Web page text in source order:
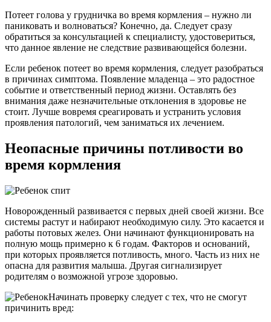
Потеет голова у грудничка во время кормления – нужно ли
паниковать и волноваться? Конечно, да. Следует сразу
обратиться за консультацией к специалисту, удостовериться,
что данное явление не следствие развивающейся болезни.
Если ребенок потеет во время кормления, следует разобраться
в причинах симптома. Появление младенца – это радостное
событие и ответственный период жизни. Оставлять без
внимания даже незначительные отклонения в здоровье не
стоит. Лучше вовремя среагировать и устранить условия
проявления патологий, чем заниматься их лечением.
Неопасные причины потливости во
время кормления
Новорожденный развивается с первых дней своей жизни. Все
системы растут и набирают необходимую силу. Это касается и
работы потовых желез. Они начинают функционировать на
полную мощь примерно к 6 годам. Факторов и оснований,
при которых проявляется потливость, много. Часть из них не
опасна для развития малыша. Другая сигнализирует
родителям о возможной угрозе здоровью.
Начинать проверку следует с тех, что не смогут
причинить вред: